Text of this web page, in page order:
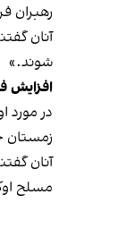
رهبران
آنان
شوند.»
افزایش
در مورد
زمستان
آنان
مسلح